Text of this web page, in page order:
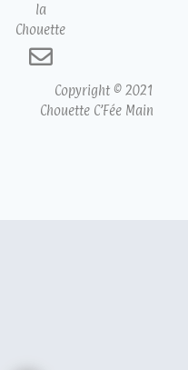
la
Chouette
Copyright © 2021
Chouette C’Fée Main